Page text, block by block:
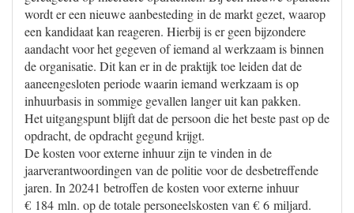
wordt er een nieuwe aanbesteding in de markt gezet, waarop
een kandidaat kan reageren. Hierbij is er geen bijzondere
aandacht voor het gegeven of iemand al werkzaam is binnen
de organisatie. Dit kan er in de praktijk toe leiden dat de
aaneengesloten periode waarin iemand werkzaam is op
inhuurbasis in sommige gevallen langer uit kan pakken.
Het uitgangspunt blijft dat de persoon die het beste past op de
opdracht, de opdracht gegund krijgt.
De kosten voor externe inhuur zijn te vinden in de
jaarverantwoordingen van de politie voor de desbetreffende
jaren. In 20241 betroffen de kosten voor externe inhuur
€ 184 mln. op de totale personeelskosten van € 6 miljard.